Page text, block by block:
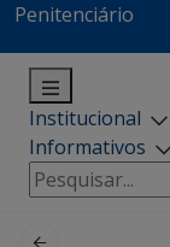
Penitenciário
Institucional
Informativos
Pesquisar
por: